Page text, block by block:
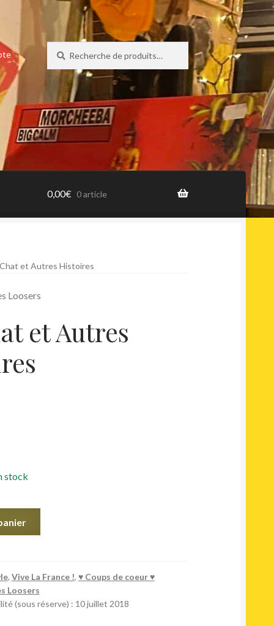
pour :
0,00€ 0 article
et Autres Histoires
Loosers
et Autres
stock
, Vive La France !, ♥︎ Coups de coeur ♥︎
Loosers
(sous réserve) : 10 juillet 2018